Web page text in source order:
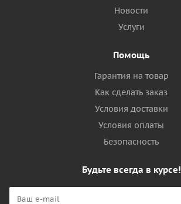
Новости
Услуги
Помощь
Гарантия на товар
Как сделать заказ
Условия доставки
Условия оплаты
Безопасность
Будьте всегда в курсе!